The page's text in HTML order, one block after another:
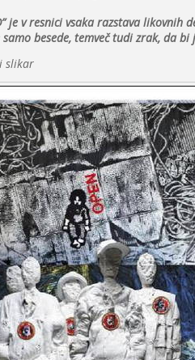
je v resnici vsaka razstava
besede, temveč tudi zrak, da bi
slikar